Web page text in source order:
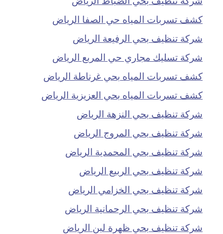
كشف تسربات المياه حي الصفا الرياض
شركة تنظيف بحي الرفيعة الرياض
شركة تسليك مجاري حي المربع الرياض
كشف تسربات المياه بحي غرناطة الرياض
كشف تسربات المياه بحي العزيزية الرياض
شركة تنظيف بحي النزهة الرياض
شركة تنظيف بحي المروج الرياض
شركة تنظيف بحي المحمدية الرياض
شركة تنظيف بحي الربيع الرياض
شركة تنظيف بحي الخزامي الرياض
شركة تنظيف بحي الرحمانية الرياض
شركة تنظيف بحي ظهرة لبن الرياض